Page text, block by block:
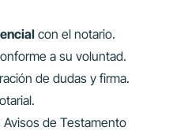
con el notario.
a su voluntad.
de dudas y firma.
Avisos de Testamento